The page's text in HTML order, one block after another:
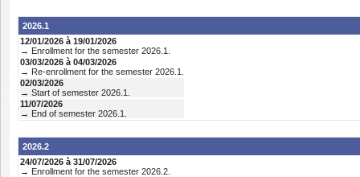
2026.1
12/01/2026 à 19/01/2026
→ Enrollment for the semester 2026.1.
03/03/2026 à 04/03/2026
→ Re-enrollment for the semester 2026.1.
02/03/2026
→ Start of semester 2026.1.
11/07/2026
→ End of semester 2026.1.
2026.2
24/07/2026 à 31/07/2026
→ Enrollment for the semester 2026.2.